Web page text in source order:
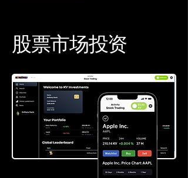
股票市场投资